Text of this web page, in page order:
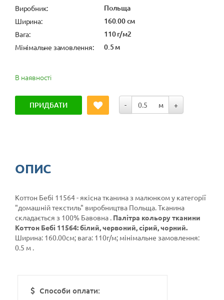
Виробник: Польща
Ширина: 160.00 см
Вага: 110 г/м2
Мінімальне замовлення: 0.5 м
В наявності
ПРИДБАТИ - м +
ОПИС
Коттон Бебі 11564 - якісна тканина з малюнком у категорії
"домашній текстиль" виробництва Польща. Тканина
складається з 100% Бавовна . Палітра кольору тканини
Коттон Бебі 11564: білий, червоний, сірий, чорний.
Ширина: 160.00см; вага: 110г/м; мінімальне замовлення:
0.5 м .
Способи оплати: